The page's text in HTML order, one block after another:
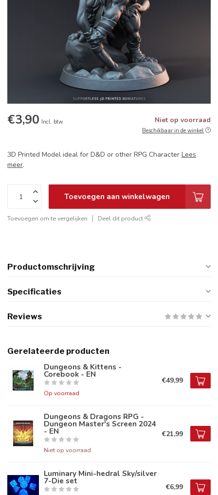
€3,90 Incl. btw Niet op voorraad
Beschikbaar in de winkel
3D Printed Model ideal for D&D or other RPG Character Lees
meer.
Toevoegen aan winkelwagen
Toevoegen om te vergelijken Deel dit product
Productomschrijving
Specificaties
Reviews
Gerelateerde producten
Dungeons & Kittens -
Corebook - EN
Op voorraad
€49,99
Dungeons & Dragons RPG -
Dungeon Master's Screen 2024
- EN
Niet op voorraad
€21,99
Luminary Mini-hedral Sky/silver
7-Die set
€6,99